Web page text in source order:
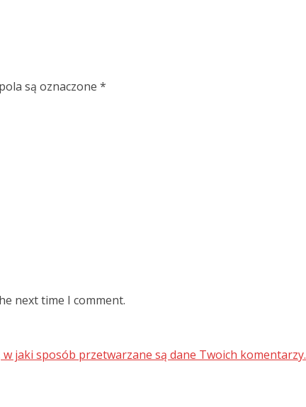
są oznaczone *
next time I comment.
w jaki sposób przetwarzane są dane Twoich komentarzy.